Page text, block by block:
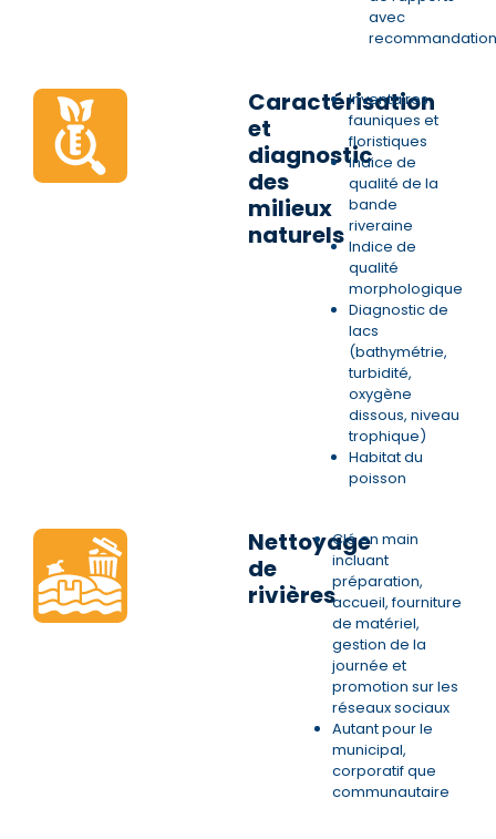
avec
Caractérisation
et
diagnostic
des
milieux
naturels
Inventaires
fauniques et
floristiques
Indice de
qualité de la
bande
riveraine
Indice de
qualité
morphologique
Diagnostic de
lacs
(bathymétrie,
turbidité,
oxygène
dissous, niveau
trophique)
Habitat du
poisson
Nettoyage
de
rivières
Clé en main
incluant
préparation,
accueil, fourniture
de matériel,
gestion de la
journée et
promotion sur les
réseaux sociaux
Autant pour le
municipal,
corporatif que
communautaire